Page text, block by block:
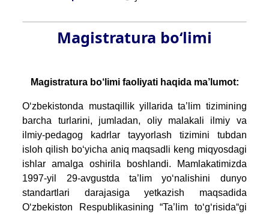
Magistratura bo‘limi
Magistratura bo‘limi faoliyati haqida ma’lumot:
O‘zbekistonda mustaqillik yillarida ta’lim tizimining
barcha turlarini, jumladan, oliy malakali ilmiy va
ilmiy-pedagog kadrlar tayyorlash tizimini tubdan
isloh qilish bo‘yicha aniq maqsadli keng miqyosdagi
ishlar amalga oshirila boshlandi. Mamlakatimizda
1997-yil 29-avgustda ta’lim yo‘nalishini dunyo
standartlari darajasiga yetkazish maqsadida
O‘zbekiston Respublikasining “Ta’lim to‘g‘risida“gi